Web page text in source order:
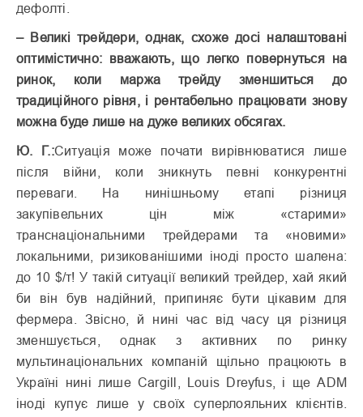
дефолті.
– Великі трейдери, однак, схоже досі налаштовані
оптимістично: вважають, що легко повернуться на
ринок, коли маржа трейду зменшиться до
традиційного рівня, і рентабельно працювати знову
можна буде лише на дуже великих обсягах.
Ю. Г.:Ситуація може почати вирівнюватися лише
після війни, коли зникнуть певні конкурентні
переваги. На нинішньому етапі різниця
закупівельних цін між «старими»
транснаціональними трейдерами та «новими»
локальними, ризикованішими іноді просто шалена:
до 10 $/т! У такій ситуації великий трейдер, хай який
би він був надійний, припиняє бути цікавим для
фермера. Звісно, й нині час від часу ця різниця
зменшується, однак з активних по ринку
мультинаціональних компаній щільно працюють в
Україні нині лише Cargill, Louis Dreyfus, і ще ADM
іноді купує лише у своїх суперлояльних клієнтів.